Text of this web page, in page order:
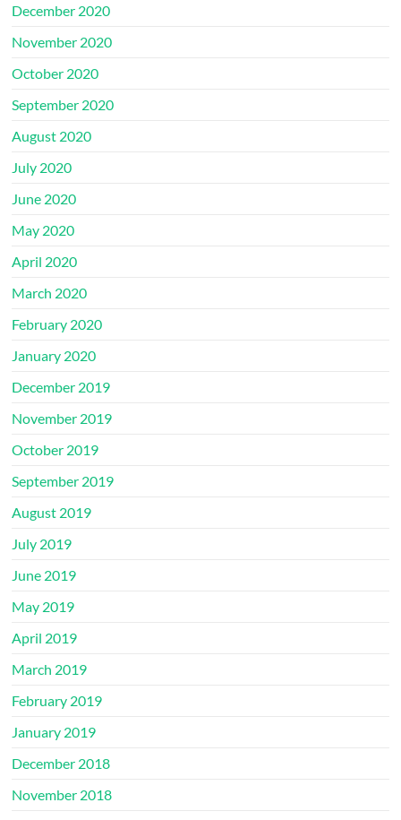
December 2020
November 2020
October 2020
September 2020
August 2020
July 2020
June 2020
May 2020
April 2020
March 2020
February 2020
January 2020
December 2019
November 2019
October 2019
September 2019
August 2019
July 2019
June 2019
May 2019
April 2019
March 2019
February 2019
January 2019
December 2018
November 2018